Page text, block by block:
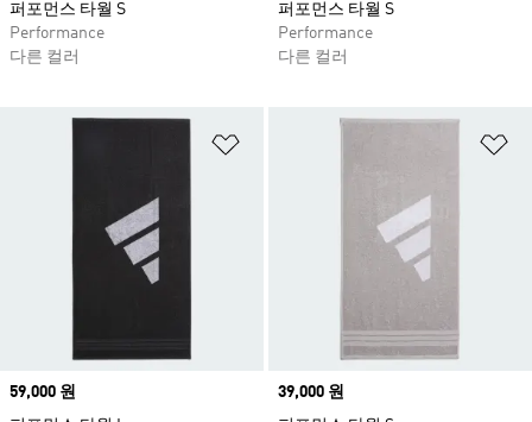
퍼포먼스 타월 S
Performance
다른 컬러
퍼포먼스 타월 S
Performance
다른 컬러
Price
59,000 원
Price
39,000 원